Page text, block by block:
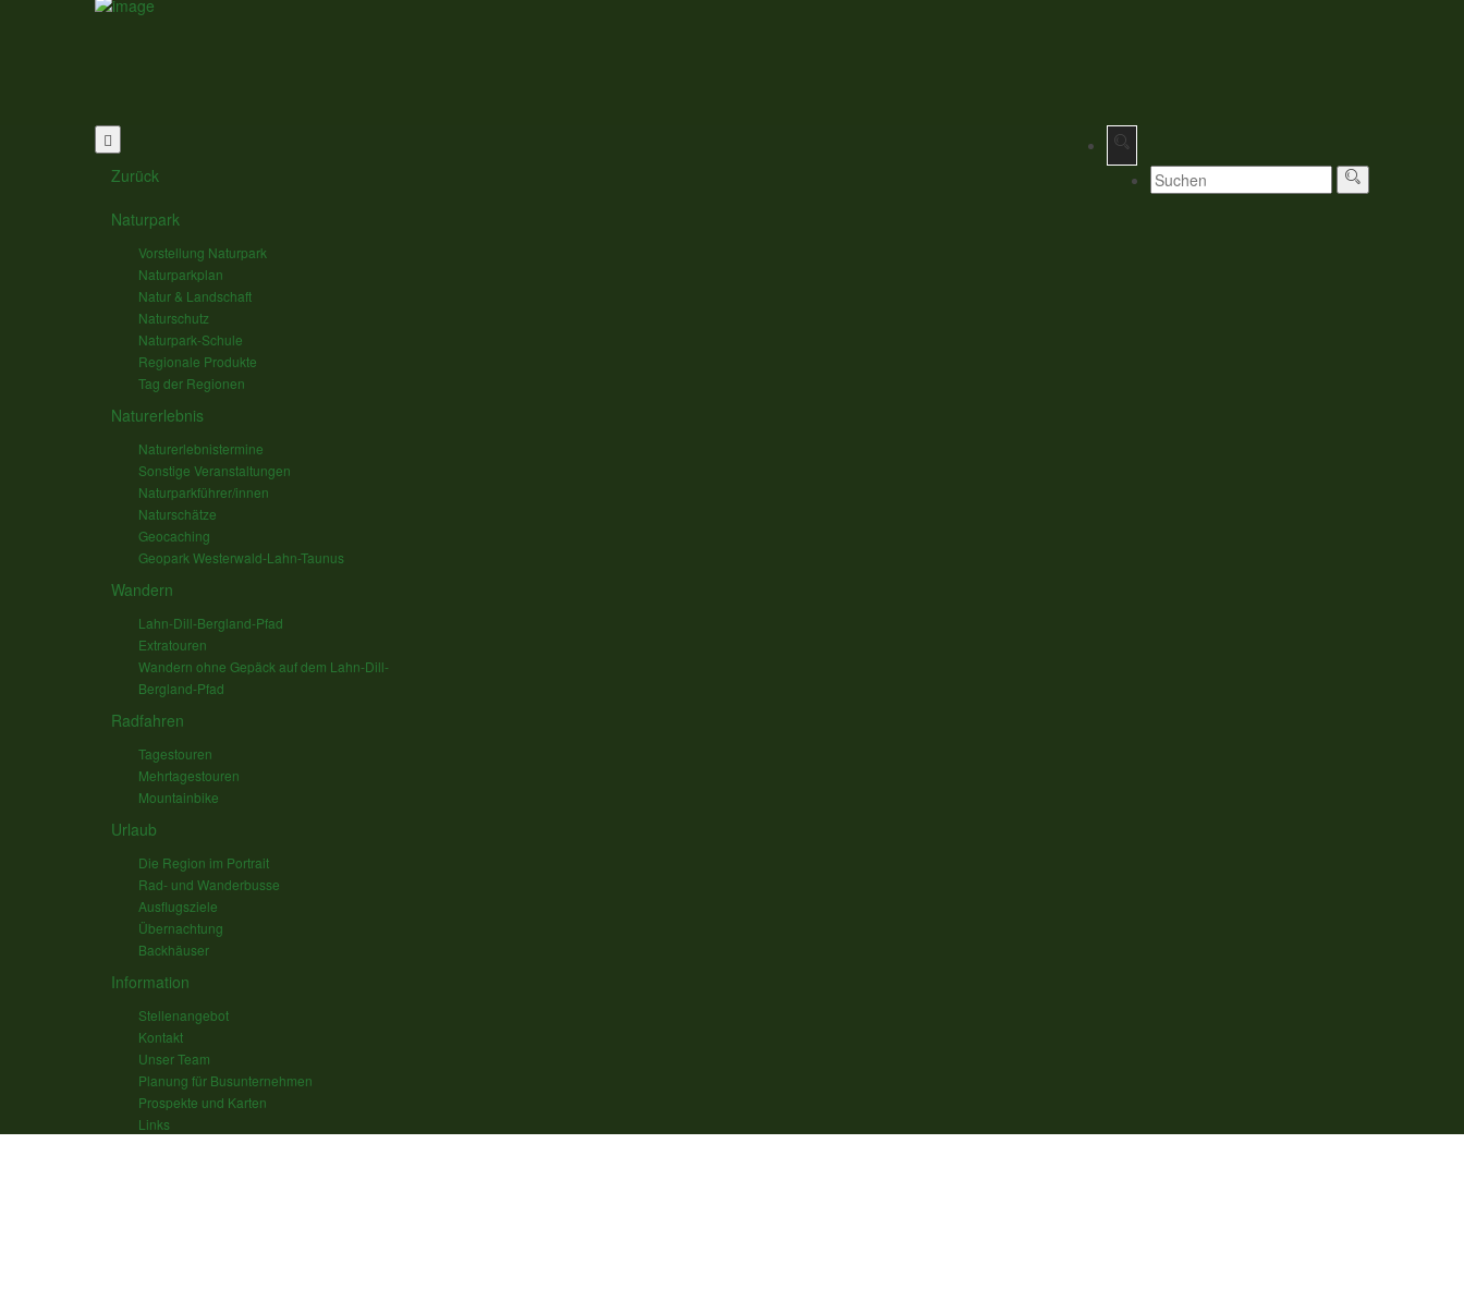
Zurück
Naturpark
Vorstellung Naturpark
Naturparkplan
Natur & Landschaft
Naturschutz
Naturpark-Schule
Regionale Produkte
Tag der Regionen
Naturerlebnis
Naturerlebnistermine
Sonstige Veranstaltungen
Naturparkführer/innen
Naturschätze
Geocaching
Geopark Westerwald-Lahn-Taunus
Wandern
Lahn-Dill-Bergland-Pfad
Extratouren
Wandern ohne Gepäck auf dem Lahn-Dill-
Bergland-Pfad
Radfahren
Tagestouren
Mehrtagestouren
Mountainbike
Urlaub
Die Region im Portrait
Rad- und Wanderbusse
Ausflugsziele
Übernachtung
Backhäuser
Information
Stellenangebot
Kontakt
Unser Team
Planung für Busunternehmen
Prospekte und Karten
Links